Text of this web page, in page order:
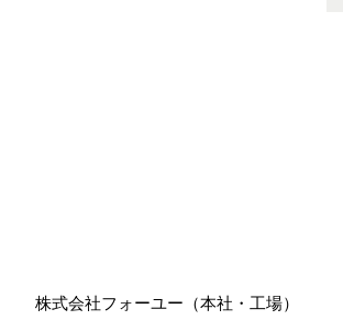
株式会社フォーユー（本社・工場）